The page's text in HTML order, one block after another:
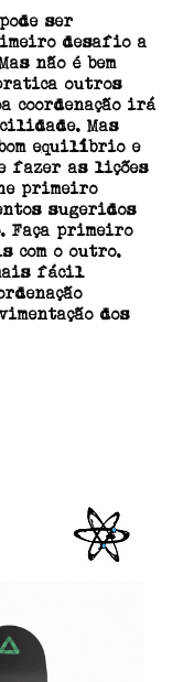
ser
desafio a
não é bem
outros
coordenação irá
Mas
bom equilíbrio e
fazer as lições
primeiro
sugeridos
Faça primeiro
com o outro.
fácil
dos